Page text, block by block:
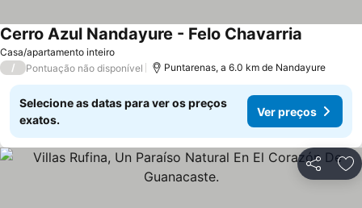
Casa/apartamento inteiro
Cerro Azul Nandayure - Felo Chavarria
/ Pontuação não disponível Puntarenas, a 6.0 km de Nandayure
Selecione as datas para ver os preços
exatos.
Ver preços
Partilhar